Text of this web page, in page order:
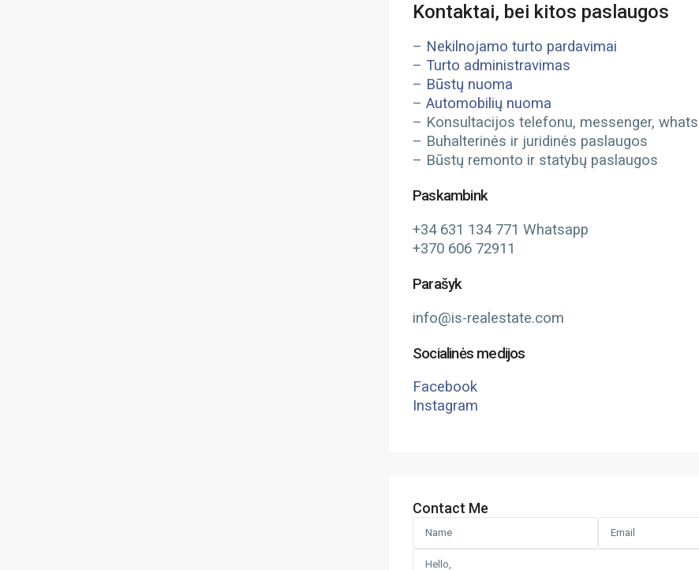
Kontaktai, bei kitos paslaugos
– Nekilnojamo turto pardavimai
– Turto administravimas
– Būstų nuoma
– Automobilių nuoma
– Konsultacijos telefonu, messenger,
– Buhalterinės ir juridinės paslaugos
– Būstų remonto ir statybų paslaugos
Paskambink
+34 631 134 771 Whatsapp
+370 606 72911
Parašyk
info@is-realestate.com
Socialinės medijos
Facebook
Instagram
Contact Me